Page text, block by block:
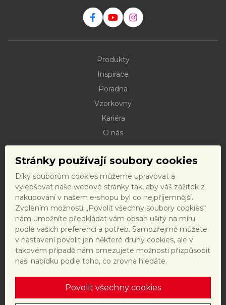
Stránky používají soubory cookies
Díky souborům cookies můžeme upravovat a
vylepšovat naše webové stránky tak, aby váš zážitek z
nakupování v našem e-shopu byl co nejpříjemnější.
Zvolením možnosti „Povolit všechny soubory cookies“
nám umožníte předkládat vám obsah ušitý na míru
podle vašich preferencí a potřeb. Samozřejmě můžete
v nastavení povolit jen některé druhy cookies, ale v
takovém případě nám omezujete možnosti přizpůsobit
naši nabídku podle toho, co zrovna hledáte.
Povolit všechny cookies
Produkty
Inspirace
Poradna
Vzorkovny
Kariéra
O nás
Dokumenty ke stažení
Doprava
Reklamační řád
Reklamační formulář
Obchodní podmínky a právní předpisy
Ochrana dat
Nastavení cookies
Tento web je chráněn reCAPTCHA a platízásady ochrany